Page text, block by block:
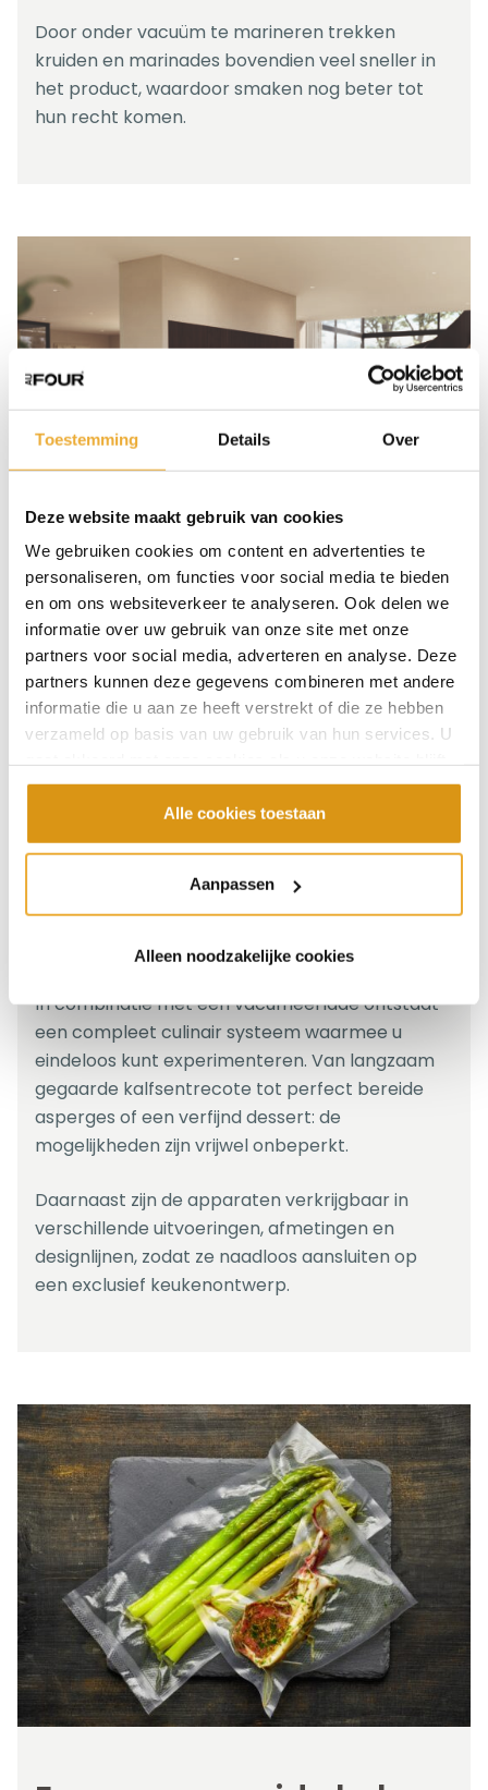
Toestemming Details Over
Deze website maakt gebruik van cookies
We gebruiken cookies om content en advertenties te
personaliseren, om functies voor social media te bieden
en om ons websiteverkeer te analyseren. Ook delen we
informatie over uw gebruik van onze site met onze
partners voor social media, adverteren en analyse. Deze
partners kunnen deze gegevens combineren met andere
informatie die u aan ze heeft verstrekt of die ze hebben
verzameld op basis van uw gebruik van hun services. U
gebruiken.
Alle cookies toestaan
Aanpassen
Alleen noodzakelijke cookies
Door onder vacuüm te marineren trekken
kruiden en marinades bovendien veel sneller in
het product, waardoor smaken nog beter tot
hun recht komen.
Miele: precisie tot in elk
detail
Miele staat wereldwijd bekend om
hoogwaardige keukenapparatuur waarin
innovatie en gebruiksgemak samenkomen. De
(combi-)stoomovens zijn voorzien van
automatische programma’s, waardoor ook
minder ervaren thuiskoks moeiteloos
indrukwekkende resultaten behalen.
In combinatie met een vacumeerlade ontstaat
een compleet culinair systeem waarmee u
eindeloos kunt experimenteren. Van langzaam
gegaarde kalfsentrecote tot perfect bereide
asperges of een verfijnd dessert: de
mogelijkheden zijn vrijwel onbeperkt.
Daarnaast zijn de apparaten verkrijgbaar in
verschillende uitvoeringen, afmetingen en
designlijnen, zodat ze naadloos aansluiten op
een exclusief keukenontwerp.